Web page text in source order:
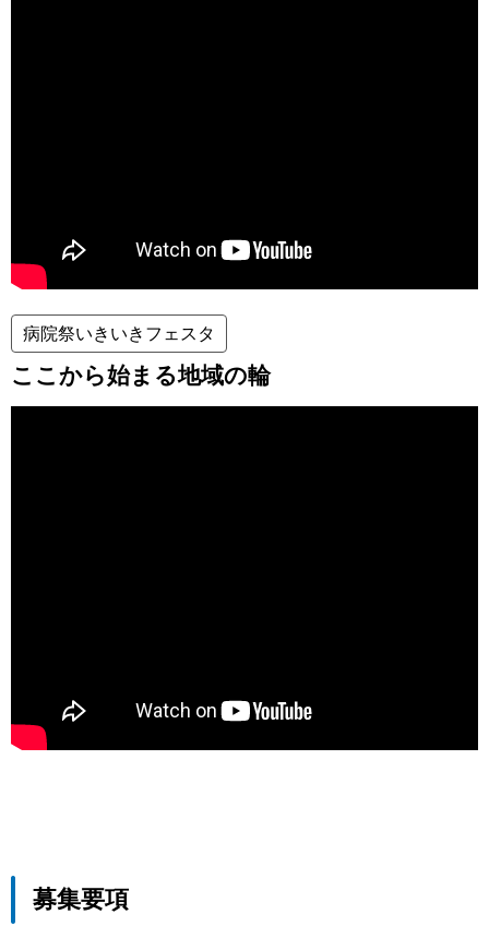
病院祭いきいきフェスタ
ここから始まる地域の輪
募集要項